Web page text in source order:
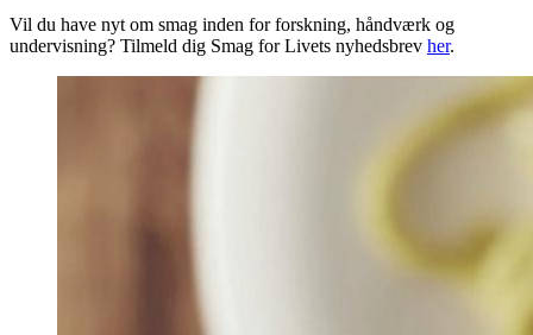
Vil du have nyt om smag inden for forskning, håndværk og
undervisning? Tilmeld dig Smag for Livets nyhedsbrev her.